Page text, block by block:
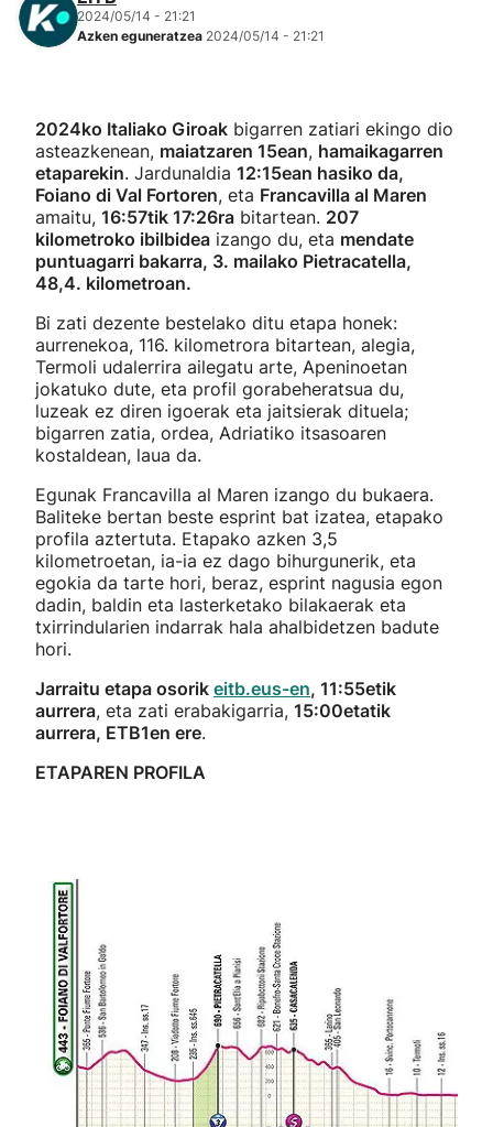
2024/05/14 - 21:21
Azken eguneratzea 2024/05/14 - 21:21
2024ko Italiako Giroak bigarren zatiari ekingo dio
asteazkenean, maiatzaren 15ean, hamaikagarren
etaparekin. Jardunaldia 12:15ean hasiko da,
Foiano di Val Fortoren, eta Francavilla al Maren
amaitu, 16:57tik 17:26ra bitartean. 207
kilometroko ibilbidea izango du, eta mendate
puntuagarri bakarra, 3. mailako Pietracatella,
48,4. kilometroan.
Bi zati dezente bestelako ditu etapa honek:
aurrenekoa, 116. kilometrora bitartean, alegia,
Termoli udalerrira ailegatu arte, Apeninoetan
jokatuko dute, eta profil gorabeheratsua du,
luzeak ez diren igoerak eta jaitsierak dituela;
bigarren zatia, ordea, Adriatiko itsasoaren
kostaldean, laua da.
Egunak Francavilla al Maren izango du bukaera.
Baliteke bertan beste esprint bat izatea, etapako
profila aztertuta. Etapako azken 3,5
kilometroetan, ia-ia ez dago bihurgunerik, eta
egokia da tarte hori, beraz, esprint nagusia egon
dadin, baldin eta lasterketako bilakaerak eta
txirrindularien indarrak hala ahalbidetzen badute
hori.
Jarraitu etapa osorik eitb.eus-en, 11:55etik
aurrera, eta zati erabakigarria, 15:00etatik
aurrera, ETB1en ere.
ETAPAREN PROFILA